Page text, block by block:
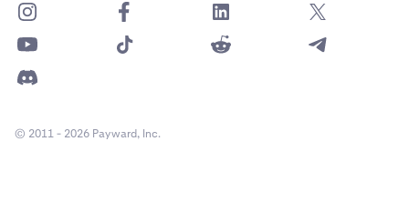
© 2011 - 2026 Payward, Inc.